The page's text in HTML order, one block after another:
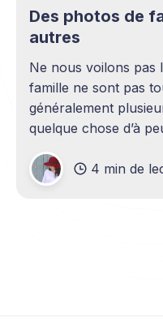
Des photos de
autres
Ne nous voilons pas
famille ne sont pas
généralement
quelque chose d’à
habiller les murs de
4 min de